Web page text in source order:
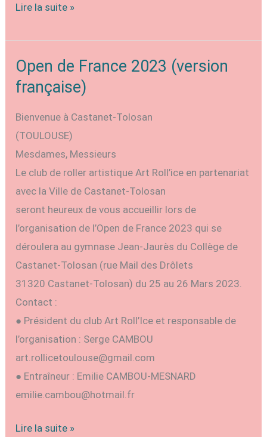
Open
France
2024
Lire la suite »
Open de France 2023 (version
française)
Bienvenue à Castanet-Tolosan
(TOULOUSE)
Mesdames, Messieurs
Le club de roller artistique Art Roll’ice en partenariat
avec la Ville de Castanet-Tolosan
seront heureux de vous accueillir lors de
l’organisation de l’Open de France 2023 qui se
déroulera au gymnase Jean-Jaurès du Collège de
Castanet-Tolosan (rue Mail des Drôlets
31320 Castanet-Tolosan) du 25 au 26 Mars 2023.
Contact :
● Président du club Art Roll’Ice et responsable de
l’organisation : Serge CAMBOU
art.rollicetoulouse@gmail.com
● Entraîneur : Emilie CAMBOU-MESNARD
emilie.cambou@hotmail.fr
Open
Lire la suite »